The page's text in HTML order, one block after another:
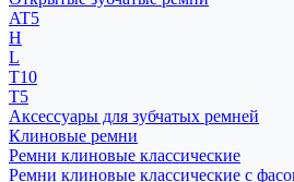
AT5
H
L
T10
T5
Аксессуары для зубчатых ремней
Клиновые ремни
Ремни клиновые классические
Ремни клиновые классические с